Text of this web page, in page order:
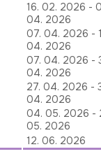
16. 02. 2026 -
04. 2026
07. 04. 2026 -
04. 2026
07. 04. 2026 -
04. 2026
27. 04. 2026 -
04. 2026
04. 05. 2026 -
05. 2026
12. 06. 2026